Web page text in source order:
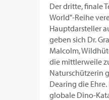
Der dritte, finale
World"-Reihe
Hauptdarsteller
geben sich Dr.
Malcolm,
die mittlerweile
Naturschützerin
Dearing die
globale Dino-